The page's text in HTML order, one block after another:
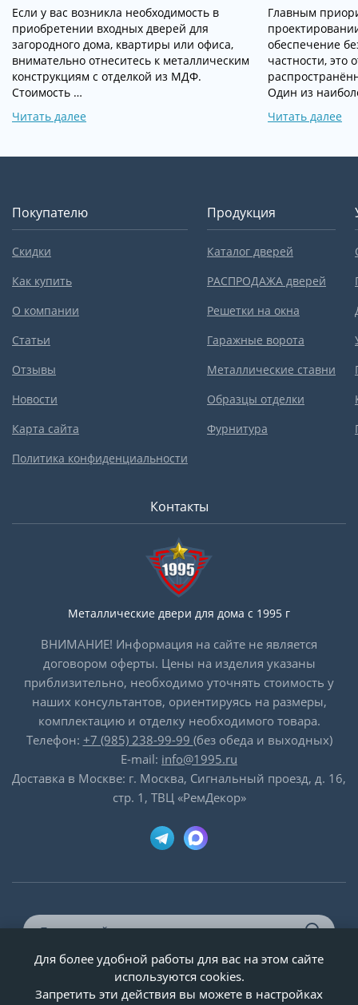
Если у вас возникла необходимость в
приобретении входных дверей для
загородного дома, квартиры или офиса,
внимательно отнеситесь к металлическим
конструкциям с отделкой из МДФ.
Стоимость …
Читать далее
Главным
обеспечение
частности, это
Один из
Читать далее
Покупателю
Скидки
Как купить
О компании
Статьи
Отзывы
Новости
Карта сайта
Политика конфиденциальности
Продукция
Каталог дверей
РАСПРОДАЖА дверей
Решетки на окна
Гаражные ворота
Металлические ставни
Образцы отделки
Фурнитура
Контакты
Металлические двери для дома с 1995 г
ВНИМАНИЕ! Информация на сайте не является
договором оферты. Цены на изделия указаны
приблизительно, необходимо уточнять стоимость у
наших консультантов, ориентируясь на размеры,
комплектацию и отделку необходимого товара.
Телефон: +7 (985) 238-99-99 (без обеда и выходных)
E-mail: info@1995.ru
Доставка в Москве: г. Москва, Сигнальный проезд, д. 16,
стр. 1, ТВЦ «РемДекор»
© ООО «Двери-и-точка», ИНН 5020092947, 1995-2026 г.
Для более удобной работы для вас на этом сайте
используются cookies.
Запретить эти действия вы можете в настройках